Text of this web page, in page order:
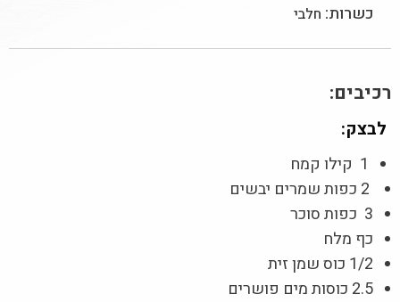
כשרות: חלבי
רכיבים:
לבצק:
1 קילו קמח
3 כפות סוכר
כף מלח
1/2 כוס שמן זית
2.5 כוסות מים פושרים